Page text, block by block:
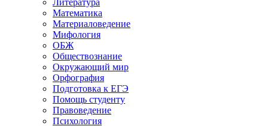
Литература
Математика
Материаловедение
Мифология
ОБЖ
Обществознание
Окружающий мир
Орфография
Подготовка к ЕГЭ
Помощь студенту
Правоведение
Психология